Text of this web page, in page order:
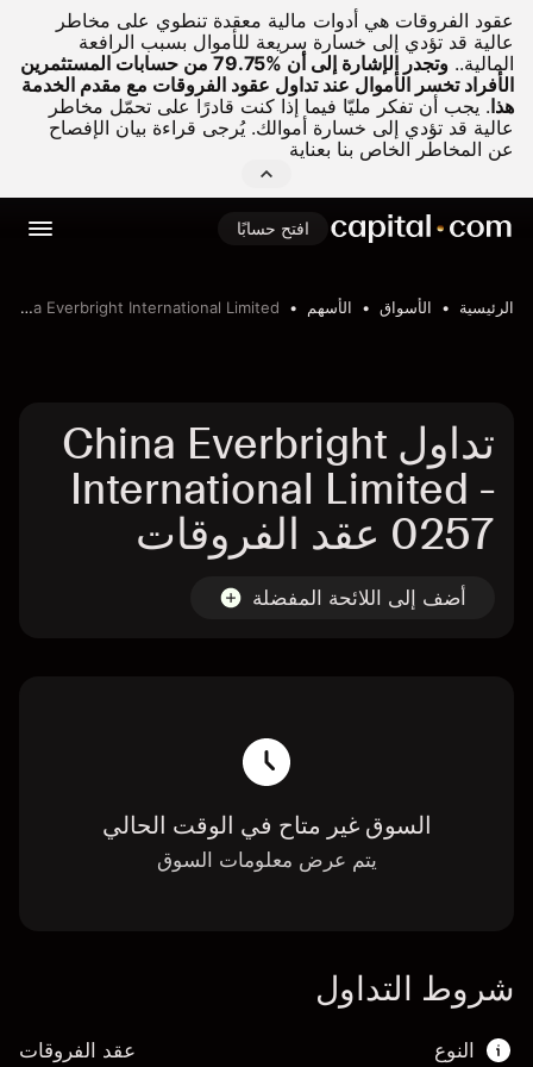
عقود الفروقات هي أدوات مالية معقدة تنطوي على مخاطر
عالية قد تؤدي إلى خسارة سريعة للأموال بسبب الرافعة
المالية..
وتجدر الإشارة إلى أن %79.75 من حسابات المستثمرين
الأفراد تخسر الأموال عند تداول عقود الفروقات مع مقدم الخدمة
هذا. يجب أن تفكر مليّا فيما إذا كنت قادرًا على تحمّل مخاطر
عالية قد تؤدي إلى خسارة أموالك. يُرجى قراءة بيان الإفصاح
عن المخاطر الخاص بنا بعناية
افتح حسابًا
الرئيسية الأسواق الأسهم China Everbright International Limited
تداول China Everbright
International Limited -
0257 عقد الفروقات
أضف إلى اللائحة المفضلة
السوق غير متاح في الوقت الحالي
يتم عرض معلومات السوق
شروط التداول
النوع عقد الفروقات